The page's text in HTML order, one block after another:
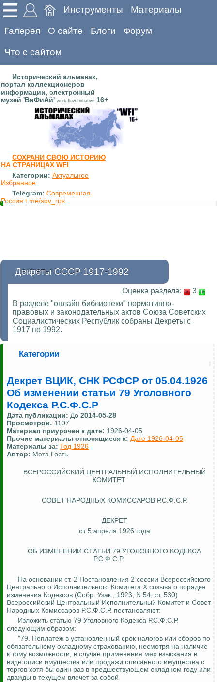
Инструменты Материалы
Галерея О сайте Блоги Форум
Что с сайтом
Исторический альманах,
портал коллекционеров
информации, электронный
музей 'ВиФиАй' work-flow-Initiative 16+
СОХРАНИ СВОЮ ИСТОРИЮ
НА СТРАНИЦАХ WFI
Категории: Актуальное
Избранное
Telegram: Современная
Россия t.me/sov_ros
Декреты СССР 1917-1992
Оценка раздела:
3
В разделе "онлайн библиотеки" нормативно-
правовых и законодательных актов Союза Советских
Социалистических Республик собраны Декреты с
1917 по 1992.
Категории
Декрет ВЦИК, СНК РСФСР от 05.04.1926
Об изменении статьи 79 Уголовного
Кодекса Р.С.Ф.С.Р
Дата публикации: До 2014-05-28
Просмотров: 1107
Материал приурочен к дате: 1926-04-05
Прочие материалы относящиеся к: Дате 1926-04-05
Материалы за: Год 1926
Автор: Мета Гость
ВСЕРОССИЙСКИЙ ЦЕНТРАЛЬНЫЙ ИСПОЛНИТЕЛЬНЫЙ
КОМИТЕТ
СОВЕТ НАРОДНЫХ КОМИССАРОВ Р.С.Ф.С.Р.
ДЕКРЕТ
от 5 апреля 1926 года
ОБ ИЗМЕНЕНИИ СТАТЬИ 79 УГОЛОВНОГО КОДЕКСА
Р.С.Ф.С.Р.
На основании ст. 2 Постановления 2 сессии Всероссийского
Центрального Исполнительного Комитета X созыва о порядке
изменения Кодексов (Собр. Узак., 1923, N 54, ст. 530)
Всероссийский Центральный Исполнительный Комитет и Совет
Народных Комиссаров Р.С.Ф.С.Р. постановляют:
Изложить статью 79 Уголовного Кодекса Р.С.Ф.С.Р.
следующим образом:
"79. Неплатеж в установленный срок налогов или сборов по
обязательному окладному страхованию, несмотря на наличие
к тому возможности, в случае применения мер взыскания в
виде описи имущества или продажи описанного имущества с
торгов хотя бы один раз в предшествующем окладном году или
дважды в текущем влечет за собой